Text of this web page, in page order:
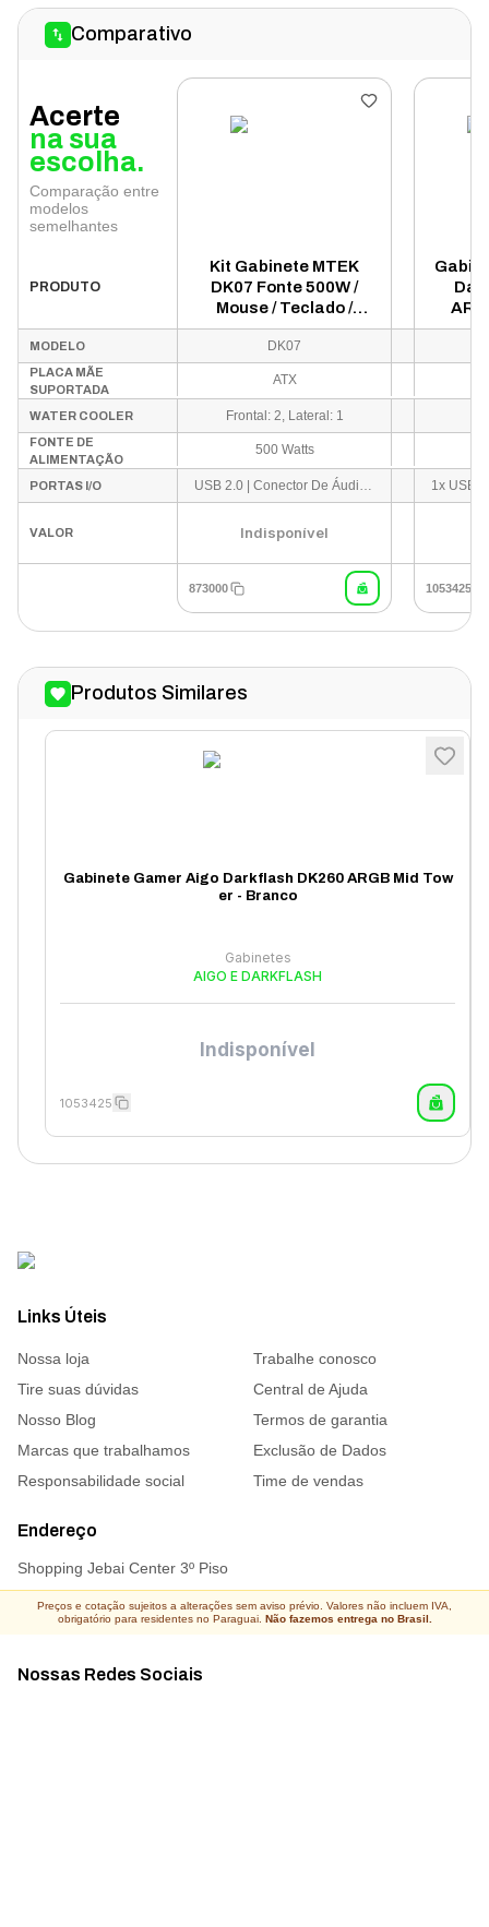
Comparativo
Acerte
na sua
escolha.
Comparação entre
modelos
semelhantes
PRODUTO
Kit Gabinete MTEK
DK07 Fonte 500W /
Mouse / Teclado /
Speaker Port - Preto
MODELO DK07
PLACA MÃE
SUPORTADA
ATX
WATER COOLER Frontal: 2, Lateral: 1
FONTE DE
ALIMENTAÇÃO
500 Watts
PORTAS I/O USB 2.0 | Conector De Áudio | Conector De Microfone | Botão Liga / Desliga | Botão Reset
VALOR Indisponível
873000 1053425
Produtos Similares
Gabinete Gamer Aigo Darkflash DK260 ARGB Mid Tow
er - Branco
Gabinetes
AIGO E DARKFLASH
Indisponível
1053425
Links Úteis
Nossa loja
Trabalhe conosco
Tire suas dúvidas
Central de Ajuda
Nosso Blog
Termos de garantia
Marcas que trabalhamos
Exclusão de Dados
Responsabilidade social
Time de vendas
Endereço
Shopping Jebai Center 3º Piso
Nossas Redes Sociais
Preços e cotação sujeitos a alterações sem aviso prévio. Valores não incluem IVA,
obrigatório para residentes no Paraguai. Não fazemos entrega no Brasil.